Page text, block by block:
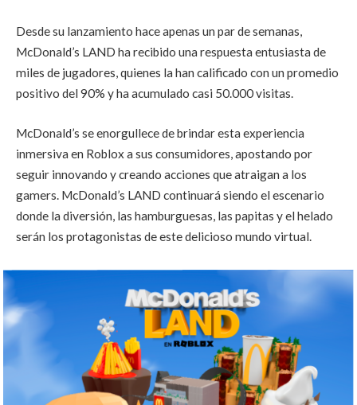
Desde su lanzamiento hace apenas un par de semanas,
McDonald’s LAND ha recibido una respuesta entusiasta de
miles de jugadores, quienes la han calificado con un promedio
positivo del 90% y ha acumulado casi 50.000 visitas.
McDonald’s se enorgullece de brindar esta experiencia
inmersiva en Roblox a sus consumidores, apostando por
seguir innovando y creando acciones que atraigan a los
gamers. McDonald’s LAND continuará siendo el escenario
donde la diversión, las hamburguesas, las papitas y el helado
serán los protagonistas de este delicioso mundo virtual.